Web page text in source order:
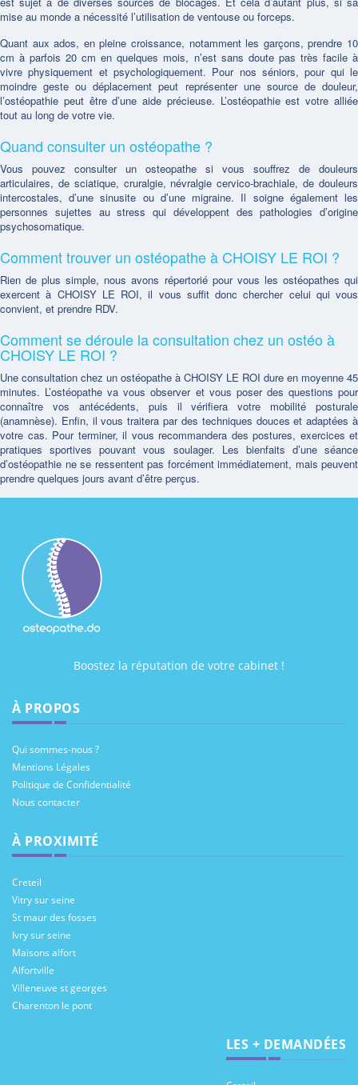
mise au monde a nécessité l’utilisation de ventouse ou forceps.
Quant aux ados, en pleine croissance, notamment les garçons, prendre 10
cm à parfois 20 cm en quelques mois, n’est sans doute pas très facile à
vivre physiquement et psychologiquement. Pour nos séniors, pour qui le
moindre geste ou déplacement peut représenter une source de douleur,
l’ostéopathie peut être d’une aide précieuse. L’ostéopathie est votre alliée
tout au long de votre vie.
Quand consulter un ostéopathe ?
Vous pouvez consulter un osteopathe si vous souffrez de douleurs
articulaires, de sciatique, cruralgie, névralgie cervico-brachiale, de douleurs
intercostales, d’une sinusite ou d’une migraine. Il soigne également les
personnes sujettes au stress qui développent des pathologies d’origine
psychosomatique.
Comment trouver un ostéopathe à CHOISY LE ROI ?
Rien de plus simple, nous avons répertorié pour vous les ostéopathes qui
exercent à CHOISY LE ROI, il vous suffit donc chercher celui qui vous
convient, et prendre RDV.
Comment se déroule la consultation chez un ostéo à
CHOISY LE ROI ?
Une consultation chez un ostéopathe à CHOISY LE ROI dure en moyenne 45
minutes. L’ostéopathe va vous observer et vous poser des questions pour
connaître vos antécédents, puis il vérifiera votre mobilité posturale
(anamnèse). Enfin, il vous traitera par des techniques douces et adaptées à
votre cas. Pour terminer, il vous recommandera des postures, exercices et
pratiques sportives pouvant vous soulager. Les bienfaits d’une séance
d’ostéopathie ne se ressentent pas forcément immédiatement, mais peuvent
prendre quelques jours avant d’être perçus.
Boostez la réputation de votre cabinet !
À PROPOS
Qui sommes-nous ?
Mentions Légales
Politique de Confidentialité
Nous contacter
À PROXIMITÉ
Creteil
Vitry sur seine
St maur des fosses
Ivry sur seine
Maisons alfort
Alfortville
Villeneuve st georges
Charenton le pont
LES + DEMANDÉES